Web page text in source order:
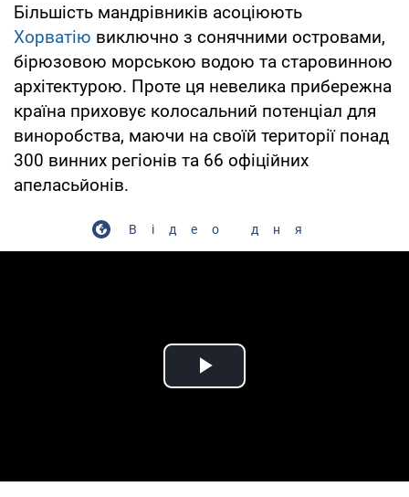
Більшість мандрівників асоціюють
Хорватію виключно з сонячними островами,
бірюзовою морською водою та старовинною
архітектурою. Проте ця невелика прибережна
країна приховує колосальний потенціал для
виноробства, маючи на своїй території понад
300 винних регіонів та 66 офіційних
апеласьйонів.
Відео дня
Play Video